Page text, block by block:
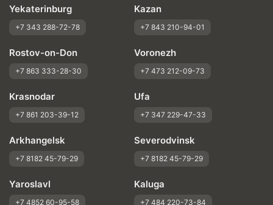
Yekaterinburg
+7 343 288-72-78
Kazan
+7 843 210-94-01
Rostov-on-Don
+7 863 333-28-30
Voronezh
+7 473 212-09-73
Krasnodar
+7 861 203-39-12
Ufa
+7 347 229-47-33
Arkhangelsk
+7 8182 45-79-29
Severodvinsk
+7 8182 45-79-29
Yaroslavl
+7 4852 60-95-58
Kaluga
+7 484 220-73-84